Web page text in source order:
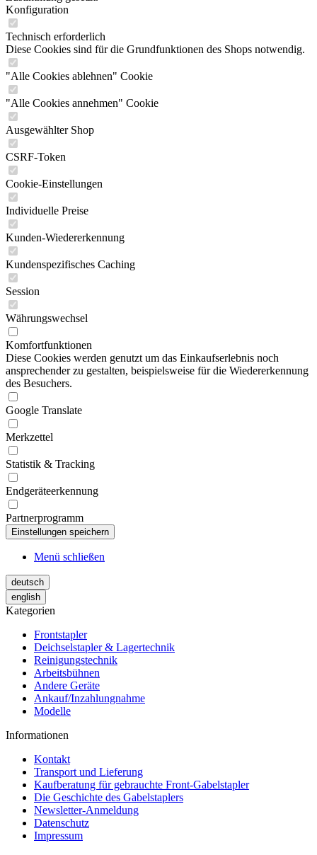
Konfiguration
Technisch erforderlich
Diese Cookies sind für die Grundfunktionen des Shops notwendig.
"Alle Cookies ablehnen" Cookie
"Alle Cookies annehmen" Cookie
Ausgewählter Shop
CSRF-Token
Cookie-Einstellungen
Individuelle Preise
Kunden-Wiedererkennung
Kundenspezifisches Caching
Session
Währungswechsel
Komfortfunktionen
Diese Cookies werden genutzt um das Einkaufserlebnis noch
ansprechender zu gestalten, beispielsweise für die Wiedererkennung
des Besuchers.
Google Translate
Merkzettel
Statistik & Tracking
Endgeräteerkennung
Partnerprogramm
Menü schließen
deutsch
english
Kategorien
Frontstapler
Deichselstapler & Lagertechnik
Reinigungstechnik
Arbeitsbühnen
Andere Geräte
Ankauf/Inzahlungnahme
Modelle
Informationen
Kontakt
Transport und Lieferung
Kaufberatung für gebrauchte Front-Gabelstapler
Die Geschichte des Gabelstaplers
Newsletter-Anmeldung
Datenschutz
Impressum